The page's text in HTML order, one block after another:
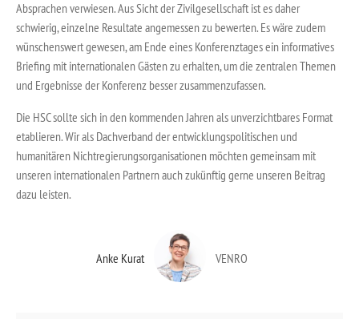
Absprachen verwiesen. Aus Sicht der Zivilgesellschaft ist es daher
schwierig, einzelne Resultate angemessen zu bewerten. Es wäre zudem
wünschenswert gewesen, am Ende eines Konferenztages ein informatives
Briefing mit internationalen Gästen zu erhalten, um die zentralen Themen
und Ergebnisse der Konferenz besser zusammenzufassen.
Die HSC sollte sich in den kommenden Jahren als unverzichtbares Format
etablieren. Wir als Dachverband der entwicklungspolitischen und
humanitären Nichtregierungsorganisationen möchten gemeinsam mit
unseren internationalen Partnern auch zukünftig gerne unseren Beitrag
dazu leisten.
Anke Kurat VENRO